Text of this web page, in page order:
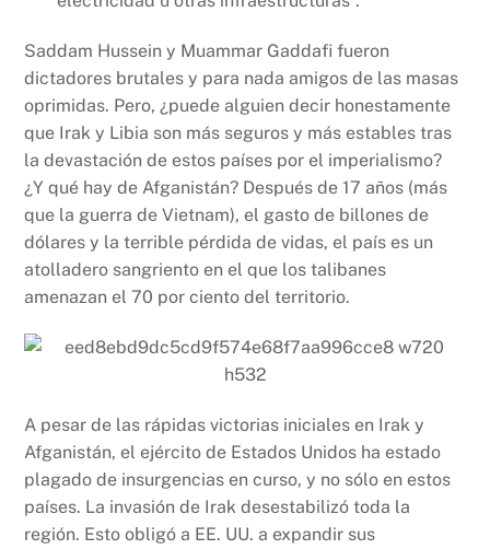
Saddam Hussein y Muammar Gaddafi fueron
dictadores brutales y para nada amigos de las masas
oprimidas. Pero, ¿puede alguien decir honestamente
que Irak y Libia son más seguros y más estables tras
la devastación de estos países por el imperialismo?
¿Y qué hay de Afganistán? Después de 17 años (más
que la guerra de Vietnam), el gasto de billones de
dólares y la terrible pérdida de vidas, el país es un
atolladero sangriento en el que los talibanes
amenazan el 70 por ciento del territorio.
A pesar de las rápidas victorias iniciales en Irak y
Afganistán, el ejército de Estados Unidos ha estado
plagado de insurgencias en curso, y no sólo en estos
países. La invasión de Irak desestabilizó toda la
región. Esto obligó a EE. UU. a expandir sus